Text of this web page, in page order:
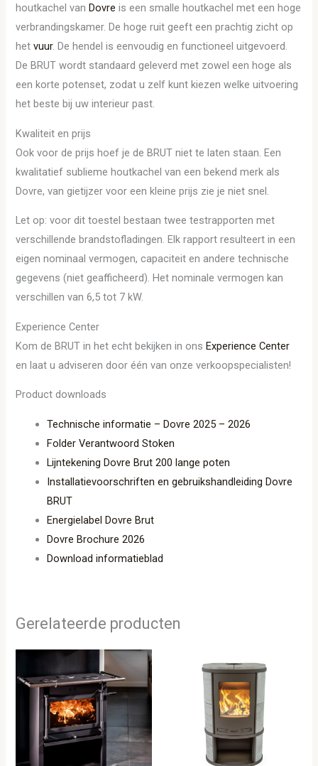
houtkachel vanDovre is een smalle houtkachel met een hoge
verbrandingskamer. De hoge ruit geeft een prachtig zicht op
hetvuur. De hendel is eenvoudig en functioneel uitgevoerd.
De BRUT wordt standaard geleverd met zowel een hoge als
een korte potenset, zodat u zelf kunt kiezen welke uitvoering
het beste bij uw interieur past.
Kwaliteit en prijs
Ook voor de prijs hoef je de BRUT niet te laten staan. Een
kwalitatief sublieme houtkachel van een bekend merk als
Dovre, van gietijzer voor een kleine prijs zie je niet snel.
Let op: voor dit toestel bestaan twee testrapporten met
verschillende brandstofladingen. Elk rapport resulteert in een
eigen nominaal vermogen, capaciteit en andere technische
gegevens (niet geafficheerd). Het nominale vermogen kan
verschillen van 6,5 tot 7 kW.
Experience Center
Kom de BRUT in het echt bekijken in onsExperience Center
en laat u adviseren door één van onze verkoopspecialisten!
Product downloads
Technische informatie – Dovre 2025 – 2026
Folder Verantwoord Stoken
Lijntekening Dovre Brut 200 lange poten
Installatievoorschriften en gebruikshandleiding Dovre
BRUT
Energielabel Dovre Brut
Dovre Brochure 2026
Download informatieblad
Gerelateerde producten